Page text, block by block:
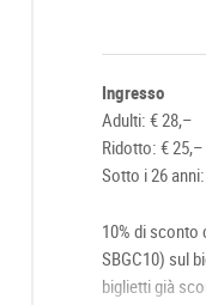
Ingresso
Adulti: € 28,–
Ridotto: € 25,–
Sotto i 26
10% di sconto
SBGC10) sul
biglietti già